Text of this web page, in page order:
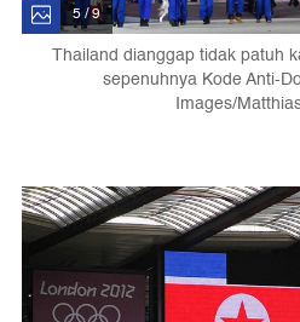
5 / 9
Thailand dianggap tidak patuh
sepenuhnya Kode Anti-
Images/